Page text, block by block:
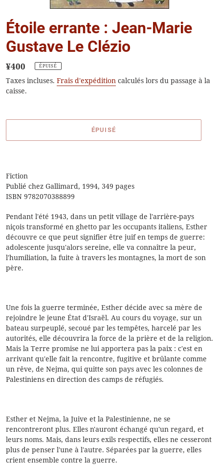
Étoile errante : Jean-Marie
Gustave Le Clézio
Prix
normal
¥400 ÉPUISÉ
Taxes incluses. Frais d'expédition calculés lors du passage à la
caisse.
ÉPUISÉ
produit
à
votre
Fiction
Publié chez Gallimard, 1994, 349 pages
ISBN 9782070388899
Pendant l'été 1943, dans un petit village de l'arrière-pays
niçois transformé en ghetto par les occupants italiens, Esther
découvre ce que peut signifier être juif en temps de guerre:
adolescente jusqu'alors sereine, elle va connaître la peur,
l'humiliation, la fuite à travers les montagnes, la mort de son
père.
Une fois la guerre terminée, Esther décide avec sa mère de
rejoindre le jeune État d'Israël. Au cours du voyage, sur un
bateau surpeuplé, secoué par les tempêtes, harcelé par les
autorités, elle découvrira la force de la prière et de la religion.
Mais la Terre promise ne lui apportera pas la paix : c'est en
arrivant qu'elle fait la rencontre, fugitive et brûlante comme
un rêve, de Nejma, qui quitte son pays avec les colonnes de
Palestiniens en direction des camps de réfugiés.
Esther et Nejma, la Juive et la Palestinienne, ne se
rencontreront plus. Elles n'auront échangé qu'un regard, et
leurs noms. Mais, dans leurs exils respectifs, elles ne cesseront
plus de penser l'une à l'autre. Séparées par la guerre, elles
crient ensemble contre la guerre.